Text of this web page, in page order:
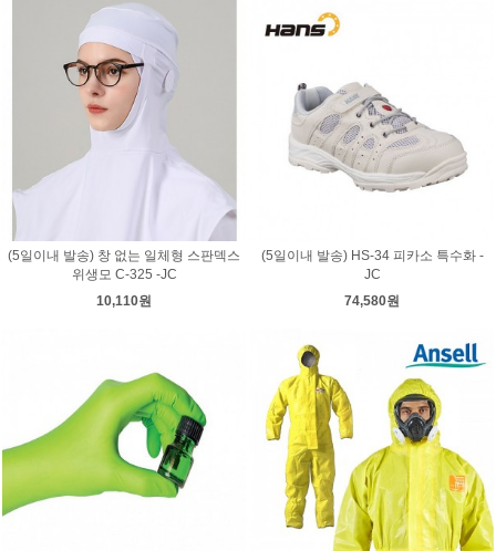
(5일이내 발송) 창 없는 일체형 스판덱스
위생모 C-325 -JC
10,110원
(5일이내 발송) HS-34 피카소 특수화 -
JC
74,580원